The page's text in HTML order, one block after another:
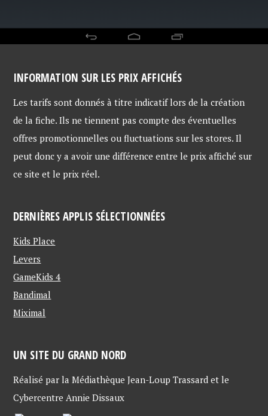
INFORMATION SUR LES PRIX AFFICHÉS
Les tarifs sont donnés à titre indicatif lors de la création
de la fiche. Ils ne tiennent pas compte des éventuelles
offres promotionnelles ou fluctuations sur les stores. Il
peut donc y a avoir une différence entre le prix affiché sur
ce site et le prix réel.
DERNIÈRES APPLIS SÉLECTIONNÉES
Kids Place
Levers
GameKids 4
Bandimal
Miximal
UN SITE DU GRAND NORD
Réalisé par la Médiathèque Jean-Loup Trassard et le
Cybercentre Annie Dissaux